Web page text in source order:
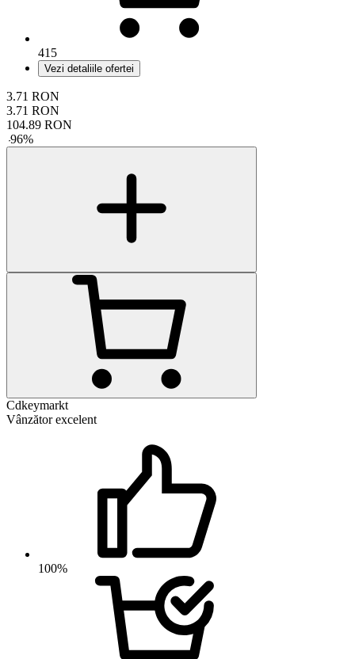
415
Vezi detaliile ofertei
3.71 RON
3.71 RON
104.89 RON
-96%
Cdkeymarkt
Vânzător excelent
100%